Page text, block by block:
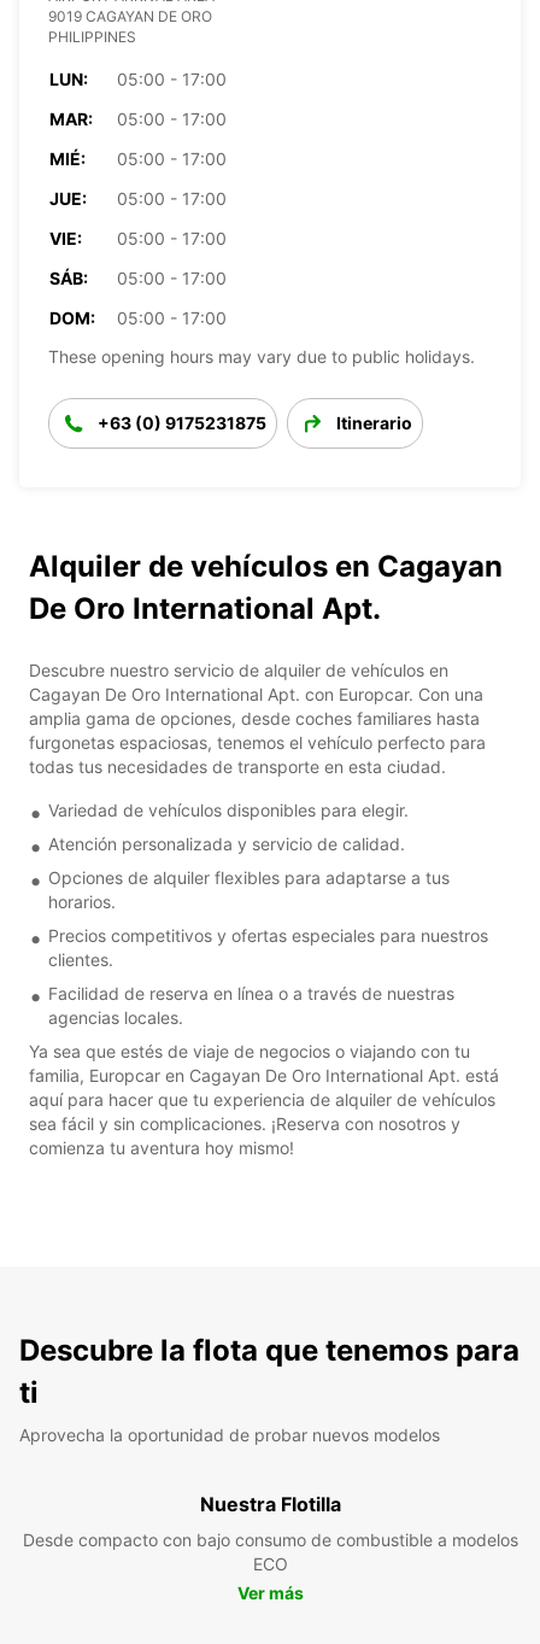
9019 CAGAYAN DE ORO
PHILIPPINES
LUN:
05:00 - 17:00
MAR:
05:00 - 17:00
MIÉ:
05:00 - 17:00
JUE:
05:00 - 17:00
VIE:
05:00 - 17:00
SÁB:
05:00 - 17:00
DOM:
05:00 - 17:00
These opening hours may vary due to public holidays.
+63 (0) 9175231875 Itinerario
Alquiler de vehículos en Cagayan
De Oro International Apt.
Descubre nuestro servicio de alquiler de vehículos en
Cagayan De Oro International Apt. con Europcar. Con una
amplia gama de opciones, desde coches familiares hasta
furgonetas espaciosas, tenemos el vehículo perfecto para
todas tus necesidades de transporte en esta ciudad.
Variedad de vehículos disponibles para elegir.
Atención personalizada y servicio de calidad.
Opciones de alquiler flexibles para adaptarse a tus
horarios.
Precios competitivos y ofertas especiales para nuestros
clientes.
Facilidad de reserva en línea o a través de nuestras
agencias locales.
Ya sea que estés de viaje de negocios o viajando con tu
familia, Europcar en Cagayan De Oro International Apt. está
aquí para hacer que tu experiencia de alquiler de vehículos
sea fácil y sin complicaciones. ¡Reserva con nosotros y
comienza tu aventura hoy mismo!
Descubre la flota que tenemos para
ti
Aprovecha la oportunidad de probar nuevos modelos
Nuestra Flotilla
Desde compacto con bajo consumo de combustible a modelos
ECO
Ver más